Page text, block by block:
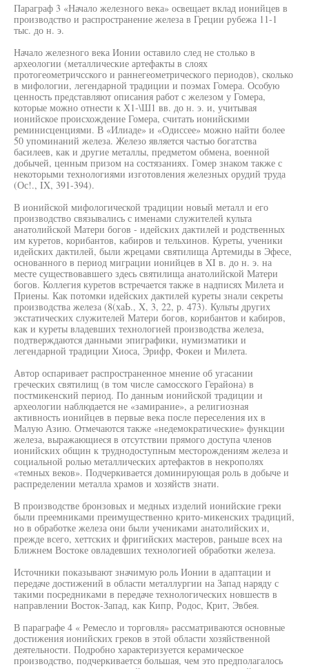
Параграф 3 «Начало железного века» освещает вклад ионийцев в
производство и распространение железа в Греции рубежа 11-1
тыс. до н. э.
Начало железного века Ионии оставило след не столько в
археологии (металлические артефакты в слоях
протогеометричсского и раннегеометрического периодов), сколько
в мифологии, легендарной традиции и поэмах Гомера. Особую
ценность представляют описания работ с железом у Гомера,
которые можно отнести к Х1-\Ш1 вв. до н. э. и, учитывая
ионийское происхождение Гомера, считать ионийскими
реминисценциями. В «Илиаде» и «Одиссее» можно найти более
50 упоминаний железа. Железо является частью богатства
басилеев, как и другие металлы, предметом обмена, военной
добычей, ценным призом на состязаниях. Гомер знаком также с
некоторыми технологиями изготовления железных орудий труда
(Ос!., IX, 391-394).
В ионийской мифологической традиции новый металл и его
производство связывались с именами служителей культа
анатолийской Матери богов - идейских дактилей и родственных
им куретов, корибантов, кабиров и тельхинов. Куреты, ученики
идейских дактилей, были жрецами святилища Артемиды в Эфесе,
основанного в период миграции ионийцев в XI в. до н. э. на
месте существовавшего здесь святилища анатолийской Матери
богов. Коллегия куретов встречается также в надписях Милета и
Приены. Как потомки идейских дактилей куреты знали секреты
производства железа (8(хаЬ., X, 3, 22, р. 473). Культы других
экстатических служителей Матери богов, корибантов и кабиров,
как и куреты владевших технологией производства железа,
подтверждаются данными эпиграфики, нумизматики и
легендарной традиции Хиоса, Эрифр, Фокеи и Милета.
Автор оспаривает распространенное мнение об угасании
греческих святилищ (в том числе самосского Герайона) в
постмикенский период. По данным ионийской традиции и
археологии наблюдается не «замирание», а религиозная
активность ионийцев в первые века после переселения их в
Малую Азию. Отмечаются также «недемократические» функции
железа, выражающиеся в отсутствии прямого доступа членов
ионийских общин к труднодоступным месторождениям железа и
социальной ролью металлических артефактов в некрополях
«темных веков». Подчеркивается доминирующая роль в добыче и
распределении металла храмов и хозяйств знати.
В производстве бронзовых и медных изделий ионийские греки
были преемниками преимущественно крито-микенских традиций,
но в обработке железа они были учениками анатолийских и,
прежде всего, хеттских и фригийских мастеров, раньше всех на
Ближнем Востоке овладевших технологией обработки железа.
Источники показывают значимую роль Ионии в адаптации и
передаче достижений в области металлургии на Запад наряду с
такими посредниками в передаче технологических новшеств в
направлении Восток-Запад, как Кипр, Родос, Крит, Эвбея.
В параграфе 4 « Ремесло и торговля» рассматриваются основные
достижения ионийских греков в этой области хозяйственной
деятельности. Подробно характеризуется керамическое
производство, подчеркивается большая, чем это предполагалось